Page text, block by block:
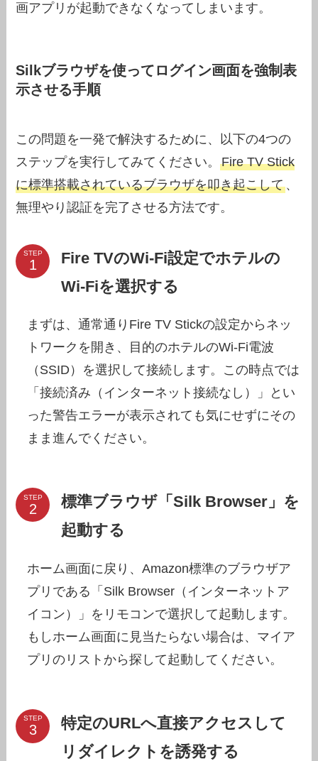
画アプリが起動できなくなってしまいます。
Silkブラウザを使ってログイン画面を強制表
示させる手順
この問題を一発で解決するために、以下の4つの
ステップを実行してみてください。Fire TV Stick
に標準搭載されているブラウザを叩き起こして、
無理やり認証を完了させる方法です。
STEP
Fire TVのWi-Fi設定でホテルの
Wi-Fiを選択する
まずは、通常通りFire TV Stickの設定からネッ
トワークを開き、目的のホテルのWi-Fi電波
（SSID）を選択して接続します。この時点では
「接続済み（インターネット接続なし）」とい
った警告エラーが表示されても気にせずにその
まま進んでください。
STEP
標準ブラウザ「Silk Browser」を
起動する
ホーム画面に戻り、Amazon標準のブラウザア
プリである「Silk Browser（インターネットア
イコン）」をリモコンで選択して起動します。
もしホーム画面に見当たらない場合は、マイア
プリのリストから探して起動してください。
STEP
特定のURLへ直接アクセスして
リダイレクトを誘発する